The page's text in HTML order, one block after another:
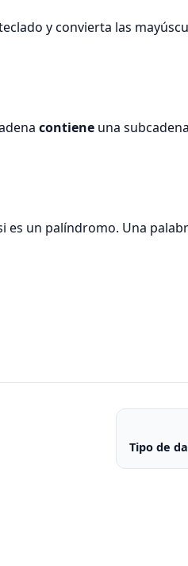
y convierta las
contiene una
es un palíndromo. Una
Tipo de